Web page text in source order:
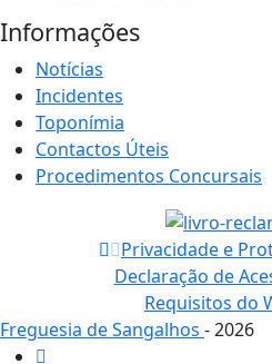
Informações
Notícias
Incidentes
Toponímia
Contactos Úteis
Procedimentos Concursais
Privacidade e
Declaração de
Requisitos do
Freguesia de Sangalhos - 2026